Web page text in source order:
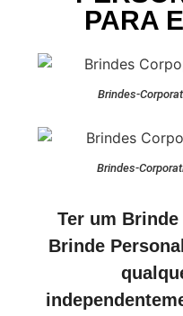
PARA
Brindes-
Brindes-
Ter um
Brinde